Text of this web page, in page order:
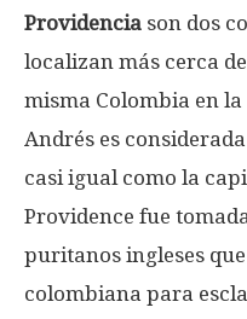
Providencia son dos
localizan más cerca
misma Colombia en
Andrés es
casi igual como la
Providence fue
puritanos ingleses
colombiana para